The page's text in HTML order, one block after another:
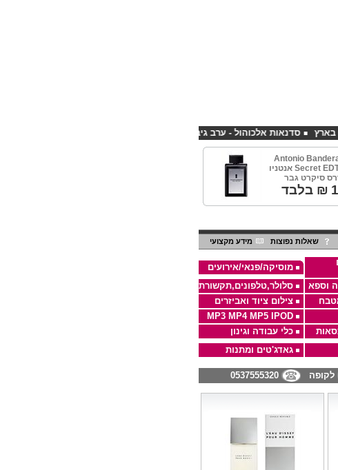
סדנאות אלכוהול - ערב גיבוש לחברות
Antonio
Secret EDT 100ml אנטניו
סיקרט גבר
₪ בלבד
שאלות נפוצות מידע מקצועי
מוסיקה/פנאי/אירועים
וספא
סלולר,טלפונים,תקשורת
צילום ציוד ואביזרים
MP3 MP4 MP5 IPOD
כלי עבודה וגינון
גאדג'טים ומתנות
לקופה 0537555320